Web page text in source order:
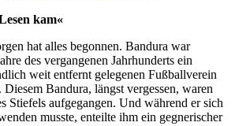
kam«
hat alles begonnen. Bandura war
des vergangenen Jahrhunderts ein
weit entfernt gelegenen Fußballverein
. Diesem Bandura, längst vergessen, waren
Stiefels aufgegangen. Und während er sich
musste, enteilte ihm ein gegnerischer